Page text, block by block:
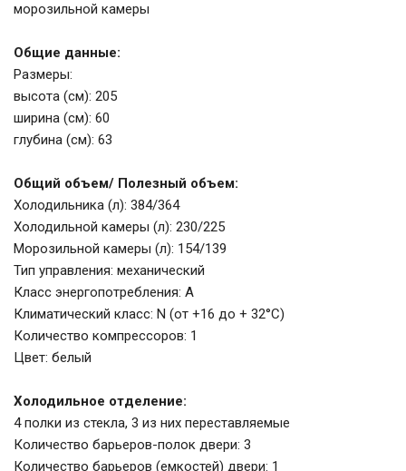
морозильной камеры
Общие данные:
Размеры:
высота (см): 205
ширина (см): 60
глубина (см): 63
Общий объем/ Полезный объем:
Холодильника (л): 384/364
Холодильной камеры (л): 230/225
Морозильной камеры (л): 154/139
Тип управления: механический
Класс энергопотребления: А
Климатический класс: N (от +16 до + 32°С)
Количество компрессоров: 1
Цвет: белый
Холодильное отделение:
4 полки из стекла, 3 из них переставляемые
Количество барьеров-полок двери: 3
Количество барьеров (емкостей) двери: 1